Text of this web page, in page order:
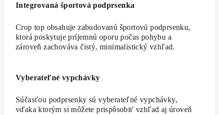
Integrovaná športová podprsenka
Crop top obsahuje zabudovanú športovú podprsenku,
ktorá poskytuje príjemnú oporu počas pohybu a
zároveň zachováva čistý, minimalistický vzhľad.
Vyberateľné vypchávky
Súčasťou podprsenky sú vyberateľné vypchávky,
vďaka ktorým si môžete prispôsobiť vzhľad aj úroveň